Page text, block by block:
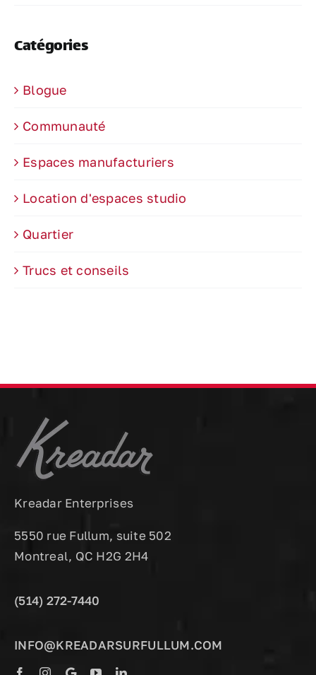
Catégories
Blogue
Communauté
Espaces manufacturiers
Location d'espaces studio
Quartier
Trucs et conseils
Kreadar Enterprises
5550 rue Fullum, suite 502
Montreal, QC H2G 2H4
(514) 272-7440
INFO@KREADARSURFULLUM.COM